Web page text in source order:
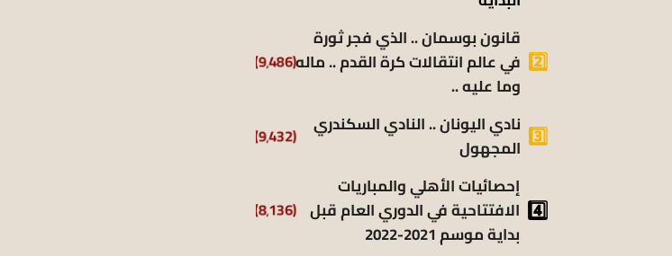
قانون بوسمان .. الذي فجر ثورة
في عالم انتقالات كرة القدم .. ماله
وما عليه ..
(9٬486)
نادي اليونان .. النادي السكندري
المجهول
(9٬432)
إحصائيات الأهلي والمباريات
الافتتاحية في الدوري العام قبل
بداية موسم 2021-2022
(8٬136)